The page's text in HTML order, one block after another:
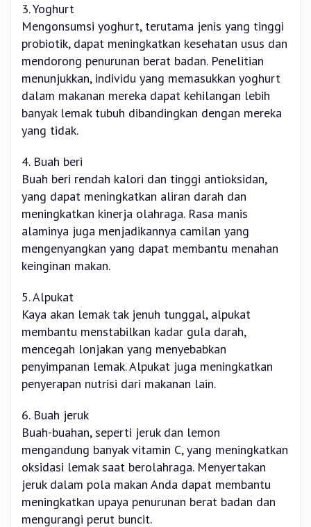
3. Yoghurt
Mengonsumsi yoghurt, terutama jenis yang tinggi
probiotik, dapat meningkatkan kesehatan usus dan
mendorong penurunan berat badan. Penelitian
menunjukkan, individu yang memasukkan yoghurt
dalam makanan mereka dapat kehilangan lebih
banyak lemak tubuh dibandingkan dengan mereka
yang tidak.
4. Buah beri
Buah beri rendah kalori dan tinggi antioksidan,
yang dapat meningkatkan aliran darah dan
meningkatkan kinerja olahraga. Rasa manis
alaminya juga menjadikannya camilan yang
mengenyangkan yang dapat membantu menahan
keinginan makan.
5. Alpukat
Kaya akan lemak tak jenuh tunggal, alpukat
membantu menstabilkan kadar gula darah,
mencegah lonjakan yang menyebabkan
penyimpanan lemak. Alpukat juga meningkatkan
penyerapan nutrisi dari makanan lain.
6. Buah jeruk
Buah-buahan, seperti jeruk dan lemon
mengandung banyak vitamin C, yang meningkatkan
oksidasi lemak saat berolahraga. Menyertakan
jeruk dalam pola makan Anda dapat membantu
meningkatkan upaya penurunan berat badan dan
mengurangi perut buncit.